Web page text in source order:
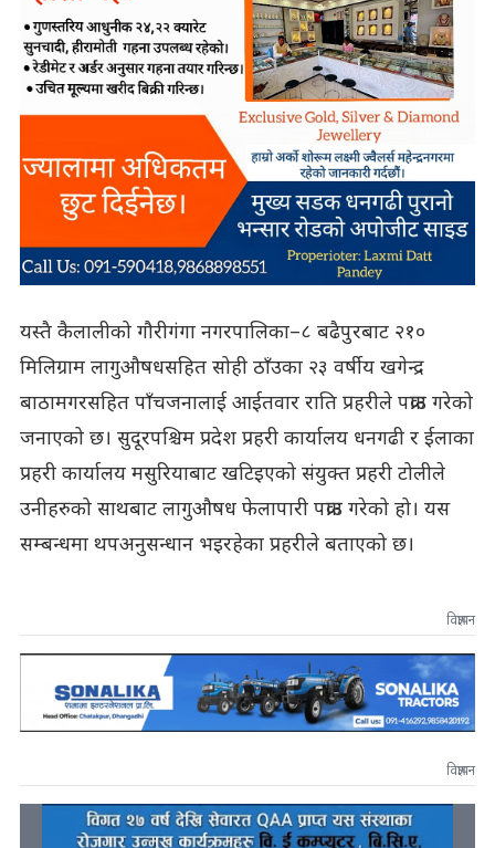
यस्तै कैलालीको गौरीगंगा नगरपालिका–८ बढैपुरबाट २१०
मिलिग्राम लागुऔषधसहित सोही ठाँउका २३ वर्षीय खगेन्द्र
बाठामगरसहित पाँचजनालाई आईतवार राति प्रहरीले पक्राउ गरेको
जनाएको छ। सुदूरपश्चिम प्रदेश प्रहरी कार्यालय धनगढी र ईलाका
प्रहरी कार्यालय मसुरियाबाट खटिइएको संयुक्त प्रहरी टोलीले
उनीहरुको साथबाट लागुऔषध फेलापारी पक्राउ गरेको हो। यस
सम्बन्धमा थपअनुसन्धान भइरहेका प्रहरीले बताएको छ।
विज्ञापन
विज्ञापन